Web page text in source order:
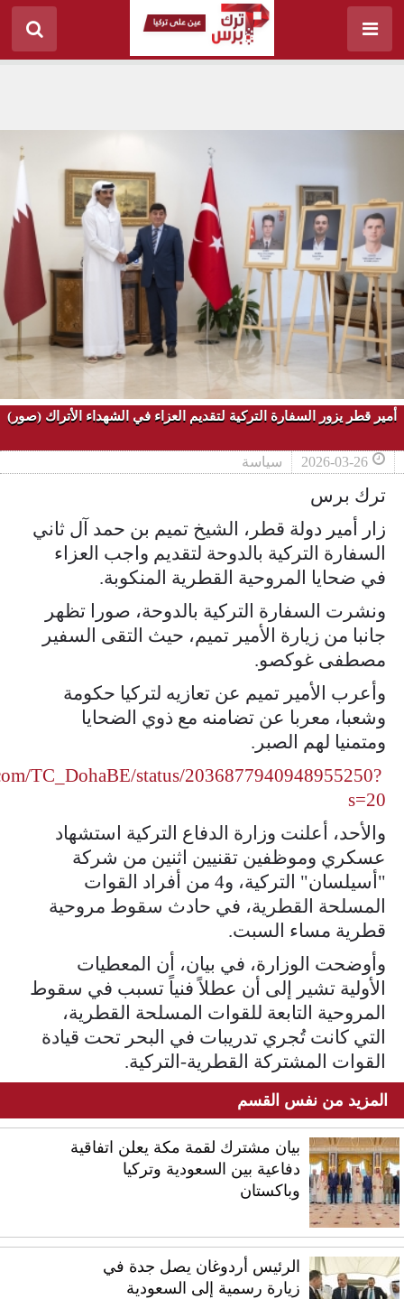
أمير قطر يزور السفارة التركية لتقديم العزاء في الشهداء الأتراك (صور)
2026-03-26 سياسة
ترك برس
زار أمير دولة قطر، الشيخ تميم بن حمد آل ثاني
السفارة التركية بالدوحة لتقديم واجب العزاء
في ضحايا المروحية القطرية المنكوبة.
ونشرت السفارة التركية بالدوحة، صورا تظهر
جانبا من زيارة الأمير تميم، حيث التقى السفير
مصطفى غوكصو.
وأعرب الأمير تميم عن تعازيه لتركيا حكومة
وشعبا، معربا عن تضامنه مع ذوي الضحايا
ومتمنيا لهم الصبر.
TC_DohaBE/status/2036877940948955250?
s=20
والأحد، أعلنت وزارة الدفاع التركية استشهاد
عسكري وموظفين تقنيين اثنين من شركة
"أسيلسان" التركية، و4 من أفراد القوات
المسلحة القطرية، في حادث سقوط مروحية
قطرية مساء السبت.
وأوضحت الوزارة، في بيان، أن المعطيات
الأولية تشير إلى أن عطلاً فنياً تسبب في سقوط
المروحية التابعة للقوات المسلحة القطرية،
التي كانت تُجري تدريبات في البحر تحت قيادة
القوات المشتركة القطرية-التركية.
المزيد من نفس القسم
بيان مشترك لقمة مكة يعلن اتفاقية
دفاعية بين السعودية وتركيا
وباكستان
الرئيس أردوغان يصل جدة في
زيارة رسمية إلى السعودية